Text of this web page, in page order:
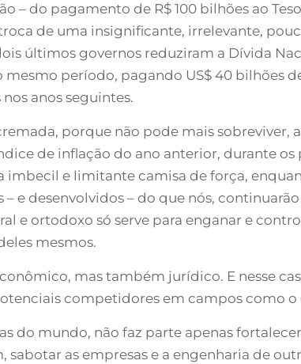
– do pagamento de R$ 100 bilhões ao
de uma insignificante, irrelevante,
últimos governos reduziram a Dívida
mesmo período, pagando US$ 40 bilhões
anos seguintes.
porque não pode mais sobreviver,
de inflação do ano anterior, durante os
e limitante camisa de força,
e desenvolvidos – do que nós,
e ortodoxo só serve para enganar e
mesmos.
mas também jurídico. E nesse
competidores em campos como o
do mundo, não faz parte apenas
as empresas e a engenharia de